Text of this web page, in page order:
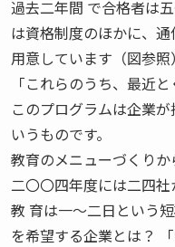
過去二年間 で合格者は
は資格制度のほかに、
用意しています（図参照
「これらのうち、最近
このプログラムは企業
いうものです。
教育のメニューづくりか
二〇〇四年度には二四社
教 育は一〜二日という
を希望する企業とは？